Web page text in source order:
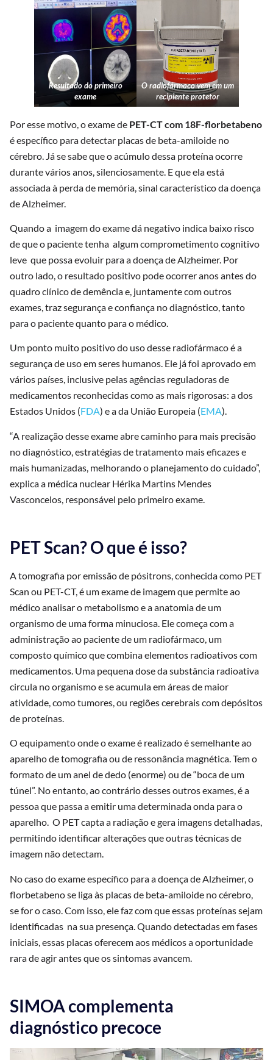
Resultado do primeiro
exame
O radiofármaco vem em um
recipiente protetor
Por esse motivo, o exame de PET-CT com 18F-florbetabeno
é específico para detectar placas de beta-amiloide no
cérebro. Já se sabe que o acúmulo dessa proteína ocorre
durante vários anos, silenciosamente. E que ela está
associada à perda de memória, sinal característico da doença
de Alzheimer.
Quando a imagem do exame dá negativo indica baixo risco
de que o paciente tenha algum comprometimento cognitivo
leve que possa evoluir para a doença de Alzheimer. Por
outro lado, o resultado positivo pode ocorrer anos antes do
quadro clínico de demência e, juntamente com outros
exames, traz segurança e confiança no diagnóstico, tanto
para o paciente quanto para o médico.
Um ponto muito positivo do uso desse radiofármaco é a
segurança de uso em seres humanos. Ele já foi aprovado em
vários países, inclusive pelas agências reguladoras de
medicamentos reconhecidas como as mais rigorosas: a dos
Estados Unidos (FDA) e a da União Europeia (EMA).
“A realização desse exame abre caminho para mais precisão
no diagnóstico, estratégias de tratamento mais eficazes e
mais humanizadas, melhorando o planejamento do cuidado”,
explica a médica nuclear Hérika Martins Mendes
Vasconcelos, responsável pelo primeiro exame.
PET Scan? O que é isso?
A tomografia por emissão de pósitrons, conhecida como PET
Scan ou PET-CT, é um exame de imagem que permite ao
médico analisar o metabolismo e a anatomia de um
organismo de uma forma minuciosa. Ele começa com a
administração ao paciente de um radiofármaco, um
composto químico que combina elementos radioativos com
medicamentos. Uma pequena dose da substância radioativa
circula no organismo e se acumula em áreas de maior
atividade, como tumores, ou regiões cerebrais com depósitos
de proteínas.
O equipamento onde o exame é realizado é semelhante ao
aparelho de tomografia ou de ressonância magnética. Tem o
formato de um anel de dedo (enorme) ou de “boca de um
túnel”. No entanto, ao contrário desses outros exames, é a
pessoa que passa a emitir uma determinada onda para o
aparelho. O PET capta a radiação e gera imagens detalhadas,
permitindo identificar alterações que outras técnicas de
imagem não detectam.
No caso do exame específico para a doença de Alzheimer, o
florbetabeno se liga às placas de beta-amiloide no cérebro,
se for o caso. Com isso, ele faz com que essas proteínas sejam
identificadas na sua presença. Quando detectadas em fases
iniciais, essas placas oferecem aos médicos a oportunidade
rara de agir antes que os sintomas avancem.
SIMOA complementa
diagnóstico precoce